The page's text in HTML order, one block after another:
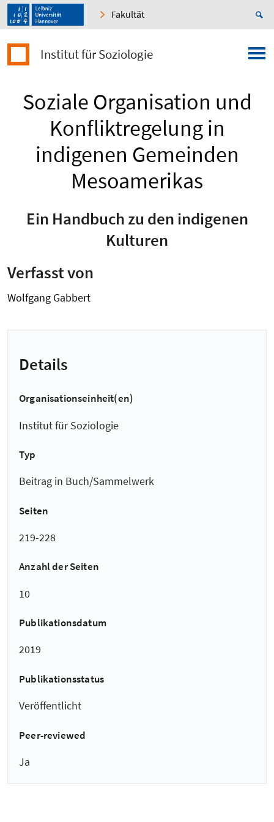
Fakultät
Institut für Soziologie
Soziale Organisation und
Konfliktregelung in
indigenen Gemeinden
Mesoamerikas
Ein Handbuch zu den indigenen
Kulturen
Verfasst von
Wolfgang Gabbert
Details
Organisationseinheit(en)
Institut für Soziologie
Typ
Beitrag in Buch/Sammelwerk
Seiten
219-228
Anzahl der Seiten
10
Publikationsdatum
2019
Publikationsstatus
Veröffentlicht
Peer-reviewed
Ja